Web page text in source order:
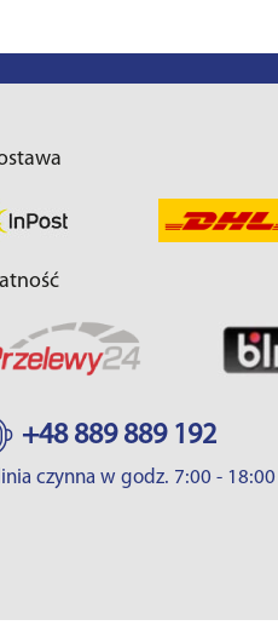
+48 889 889 192
czynna w godz. 7:00 - 18:00